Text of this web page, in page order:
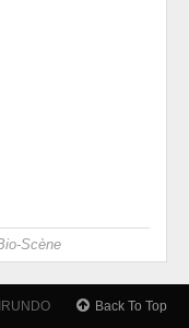
Scène
Back To Top